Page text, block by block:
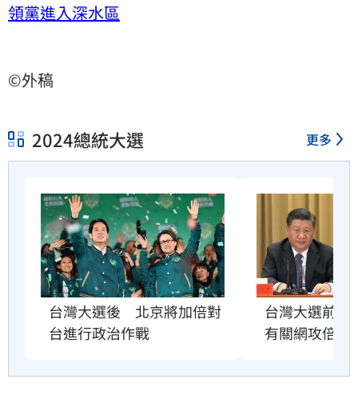
領黨進入深水區
©外稿
2024總統大選 更多
台灣大選後　北京將加倍對
台進行政治作戰
台灣大選前
有關網攻倍增